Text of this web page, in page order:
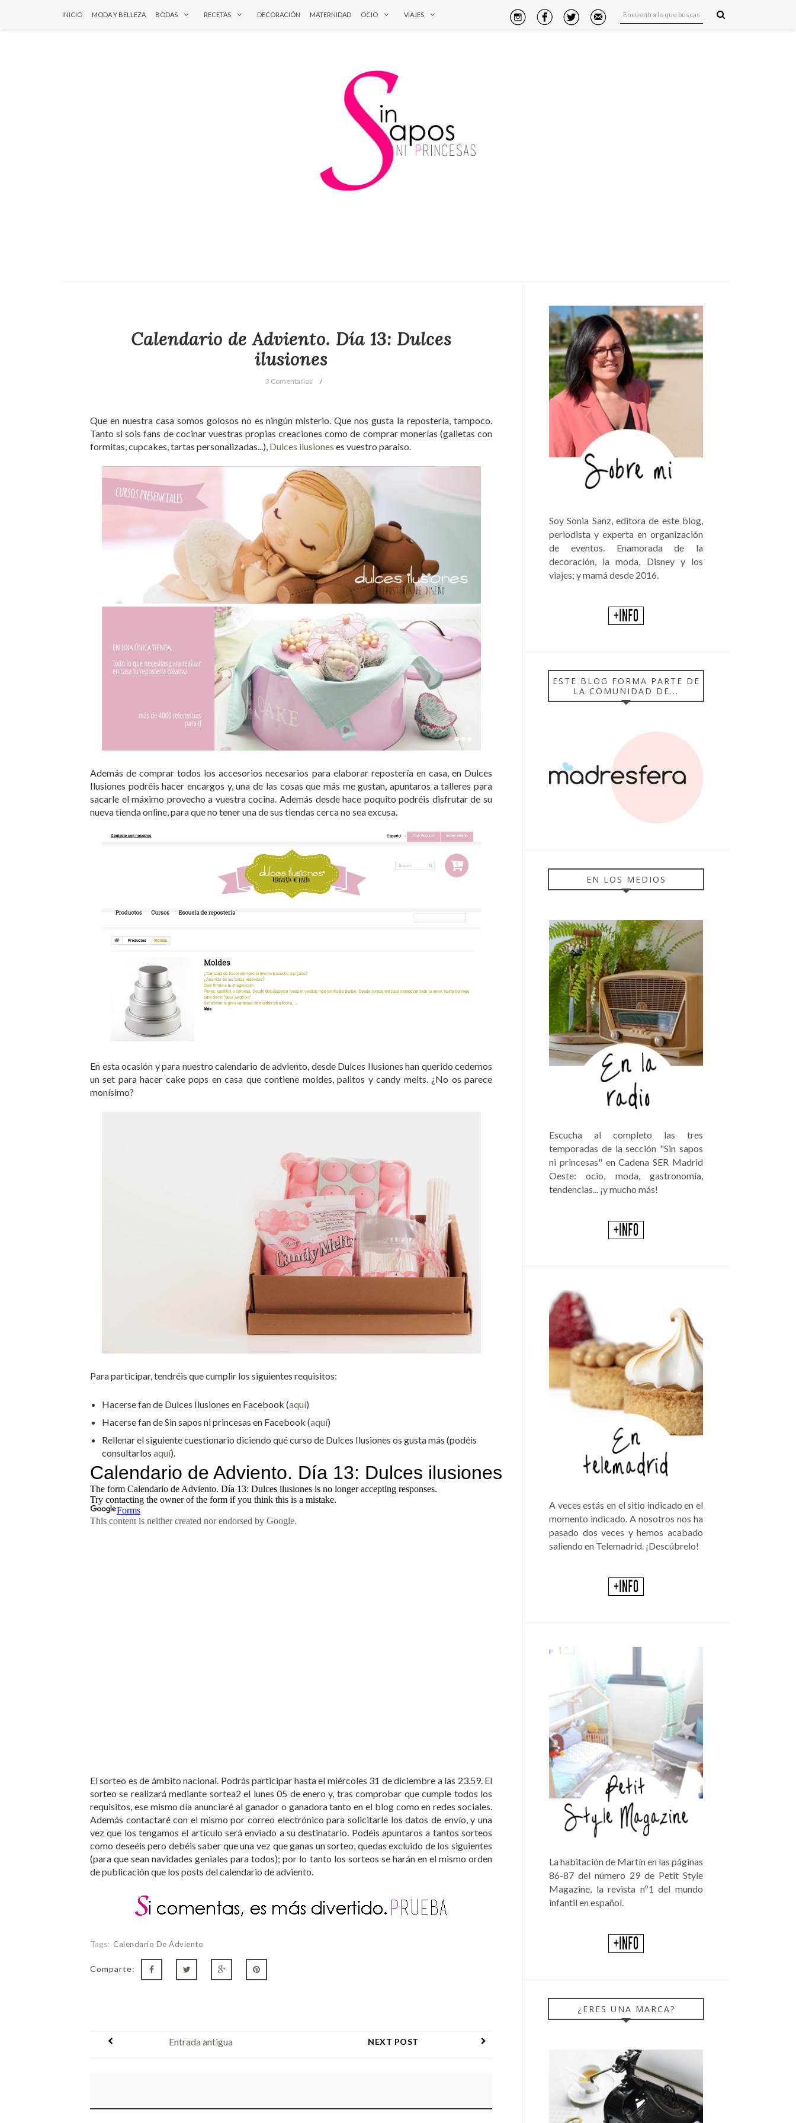
INICIO MODA Y BELLEZA BODAS RECETAS DECORACIÓN MATERNIDAD OCIO VIAJES
Calendario de Adviento. Día 13: Dulces
ilusiones
3 Comentarios
Que en nuestra casa somos golosos no es ningún misterio. Que nos gusta la repostería, tampoco.
Tanto si sois fans de cocinar vuestras propias creaciones como de comprar monerías (galletas con
formitas, cupcakes, tartas personalizadas...), Dulces ilusiones es vuestro paraiso.
Además de comprar todos los accesorios necesarios para elaborar repostería en casa, en Dulces
Ilusiones podréis hacer encargos y, una de las cosas que más me gustan, apuntaros a talleres para
sacarle el máximo provecho a vuestra cocina. Además desde hace poquito podréis disfrutar de su
nueva tienda online, para que no tener una de sus tiendas cerca no sea excusa.
En esta ocasión y para nuestro calendario de adviento, desde Dulces Ilusiones han querido cedernos
un set para hacer cake pops en casa que contiene moldes, palitos y candy melts. ¿No os parece
monísimo?
Para participar, tendréis que cumplir los siguientes requisitos:
Hacerse fan de Dulces Ilusiones en Facebook (aquí)
Hacerse fan de Sin sapos ni princesas en Facebook (aquí)
Rellenar el siguiente cuestionario diciendo qué curso de Dulces Ilusiones os gusta más (podéis
consultarlos aquí).
El sorteo es de ámbito nacional. Podrás participar hasta el miércoles 31 de diciembre a las 23.59. El
sorteo se realizará mediante sortea2 el lunes 05 de enero y, tras comprobar que cumple todos los
requisitos, ese mismo día anunciaré al ganador o ganadora tanto en el blog como en redes sociales.
Además contactaré con el mismo por correo electrónico para solicitarle los datos de envío, y una
vez que los tengamos el artículo será enviado a su destinatario. Podéis apuntaros a tantos sorteos
como deseéis pero debéis saber que una vez que ganas un sorteo, quedas excluido de los siguientes
(para que sean navidades geniales para todos); por lo tanto los sorteos se harán en el mismo orden
de publicación que los posts del calendario de adviento.
Tags: Calendario De Adviento
Comparte:
NEXT POST
Entrada antigua
Soy Sonia Sanz, editora de este blog,
periodista y experta en organización
de eventos. Enamorada de la
decoración, la moda, Disney y los
viajes; y mamá desde 2016.
ESTE BLOG FORMA PARTE DE
LA COMUNIDAD DE...
EN LOS MEDIOS
Escucha al completo las tres
temporadas de la sección "Sin sapos
ni princesas" en Cadena SER Madrid
Oeste: ocio, moda, gastronomía,
tendencias... ¡y mucho más!
A veces estás en el sitio indicado en el
momento indicado. A nosotros nos ha
pasado dos veces y hemos acabado
saliendo en Telemadrid. ¡Descúbrelo!
La habitación de Martín en las páginas
86-87 del número 29 de Petit Style
Magazine, la revista nº1 del mundo
infantil en español.
¿ERES UNA MARCA?